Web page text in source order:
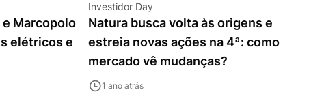
Marcopolo
elétricos e
Investidor Day
Natura busca volta às origens e
estreia novas ações na 4ª: como
mercado vê mudanças?
1 ano atrás